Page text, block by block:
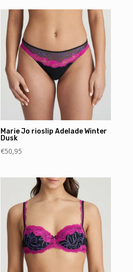
Marie Jo rioslip Adelade Winter
Dusk
€50,95